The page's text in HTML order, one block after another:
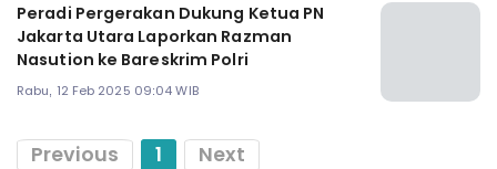
Peradi Pergerakan Dukung Ketua PN
Jakarta Utara Laporkan Razman
Nasution ke Bareskrim Polri
Rabu, 12 Feb 2025 09:04 WIB
Previous 1 Next